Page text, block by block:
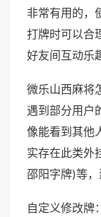
非常有用的，
打牌时可以合
好友间互动乐
微乐山西麻将
遇到部分用户
像能看到其他
实存在此类外
邵阳字牌)等，
自定义修改牌